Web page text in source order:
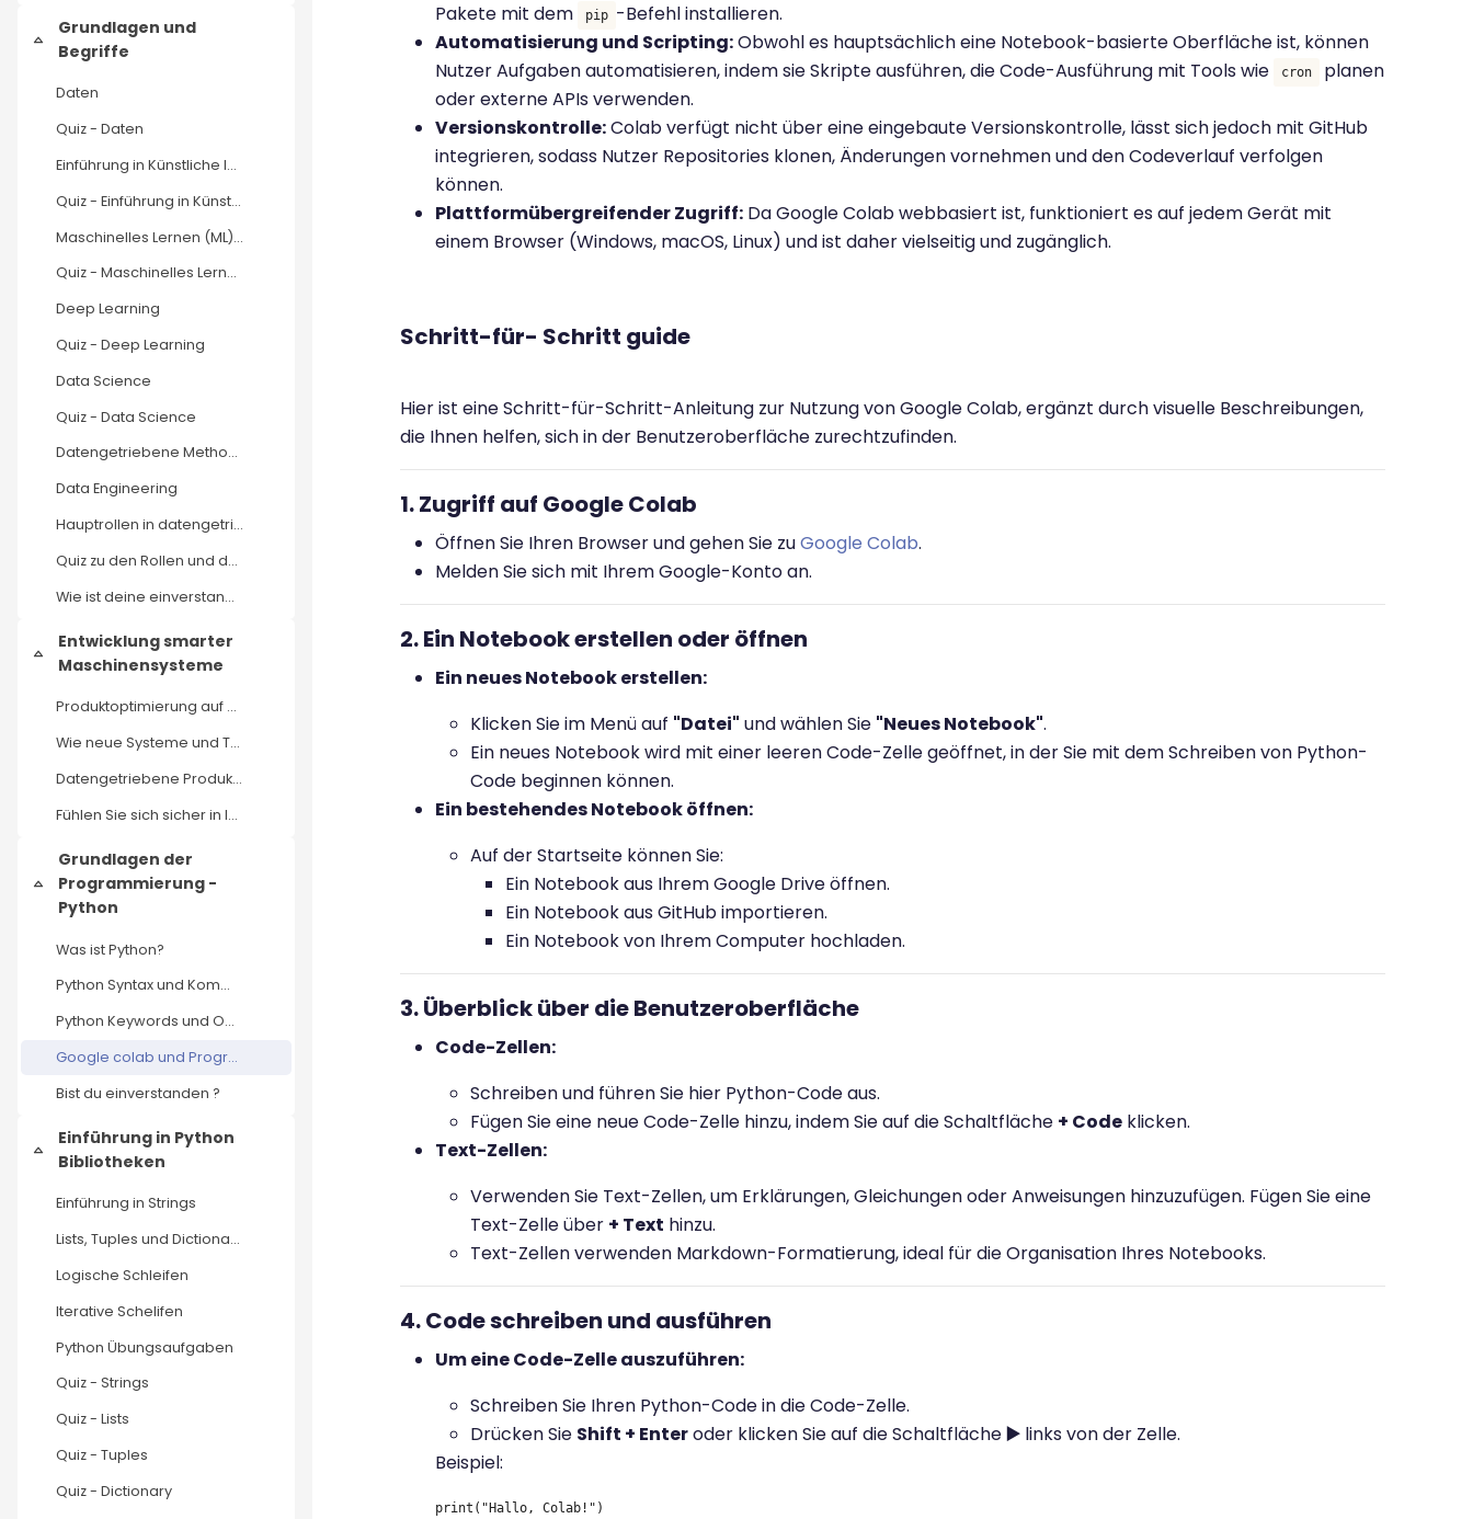
Einklappen
Grundlagen und
Begriffe
Daten
Quiz - Daten
Einführung in Künstliche Intelligenz (KI)
Quiz - Einführung in Künstliche Intelligenz (KI)
Maschinelles Lernen (ML) – Der Motor hinter KI
Quiz - Maschinelles Lernen
Deep Learning
Quiz - Deep Learning
Data Science
Quiz - Data Science
Datengetriebene Methoden
Data Engineering
Hauptrollen in datengetriebenen Ökosystemen
Quiz zu den Rollen und der Zusammenarbeit in datengetriebenen Bereichen
Wie ist deine einverstandnis in Grundlagen und Begriffe
Einklappen
Entwicklung smarter
Maschinensysteme
Produktoptimierung auf Basis von Maschinendaten
Wie neue Systeme und Technologien von Maschinen Entwicklern helfen, den Betrieb im Feld zu verstehen
Datengetriebene Produkt Optimierung
Fühlen Sie sich sicher in Ihrem Verständnis darüber, wie Entscheidungen in der Produktentwicklung durch unterschiedliche Ansätze und die Rolle von Daten beeinflusst werden?
Einklappen
Grundlagen der
Programmierung -
Python
Was ist Python?
Python Syntax und Kommentare
Python Keywords und Operatoren
Google colab und Programmierübungen
Bist du einverstanden ?
Einklappen
Einführung in Python
Bibliotheken
Einführung in Strings
Lists, Tuples und Dictionaries
Logische Schleifen
Iterative Schelifen
Python Übungsaufgaben
Quiz - Strings
Quiz - Lists
Quiz - Tuples
Quiz - Dictionary
Pakete mit dem
pip -Befehl installieren.
Automatisierung und Scripting:Obwohl es hauptsächlich eine Notebook-basierte Oberfläche ist, können
Nutzer Aufgaben automatisieren, indem sie Skripte ausführen, die Code-Ausführung mit Tools wie
cron
planen
oder externe APIs verwenden.
Versionskontrolle:Colab verfügt nicht über eine eingebaute Versionskontrolle, lässt sich jedoch mit GitHub
integrieren, sodass Nutzer Repositories klonen, Änderungen vornehmen und den Codeverlauf verfolgen
können.
Plattformübergreifender Zugriff: Da Google Colab webbasiert ist, funktioniert es auf jedem Gerät mit
einem Browser (Windows, macOS, Linux) und ist daher vielseitig und zugänglich.
Schritt-für- Schritt guide
Hier ist eine Schritt-für-Schritt-Anleitung zur Nutzung von Google Colab, ergänzt durch visuelle Beschreibungen,
die Ihnen helfen, sich in der Benutzeroberfläche zurechtzufinden.
1. Zugriff auf Google Colab
Öffnen Sie Ihren Browser und gehen Sie zuGoogle Colab.
Melden Sie sich mit Ihrem Google-Konto an.
2. Ein Notebook erstellen oder öffnen
Ein neues Notebook erstellen:
Klicken Sie im Menü auf "Datei" und wählen Sie "Neues Notebook".
Ein neues Notebook wird mit einer leeren Code-Zelle geöffnet, in der Sie mit dem Schreiben von Python-
Code beginnen können.
Ein bestehendes Notebook öffnen:
Auf der Startseite können Sie:
Ein Notebook aus Ihrem Google Drive öffnen.
Ein Notebook aus GitHub importieren.
Ein Notebook von Ihrem Computer hochladen.
3. Überblick über die Benutzeroberfläche
Code-Zellen:
Schreiben und führen Sie hier Python-Code aus.
Fügen Sie eine neue Code-Zelle hinzu, indem Sie auf die Schaltfläche + Code klicken.
Text-Zellen:
Verwenden Sie Text-Zellen, um Erklärungen, Gleichungen oder Anweisungen hinzuzufügen. Fügen Sie eine
Text-Zelle über + Text hinzu.
Text-Zellen verwenden Markdown-Formatierung, ideal für die Organisation Ihres Notebooks.
4. Code schreiben und ausführen
Um eine Code-Zelle auszuführen:
Schreiben Sie Ihren Python-Code in die Code-Zelle.
Drücken Sie Shift + Enteroder klicken Sie auf die Schaltfläche▶️ links von der Zelle.
Beispiel: